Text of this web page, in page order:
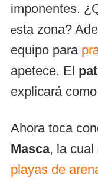
imponentes.
esta zona?
equipo para
apetece. El
explicará
Ahora toca
Masca, la cual
playas de